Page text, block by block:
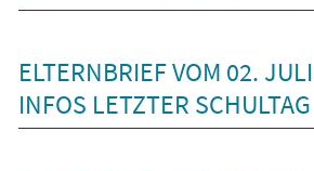
ELTERNBRIEF VOM 02.
INFOS LETZTER SCHULTAG